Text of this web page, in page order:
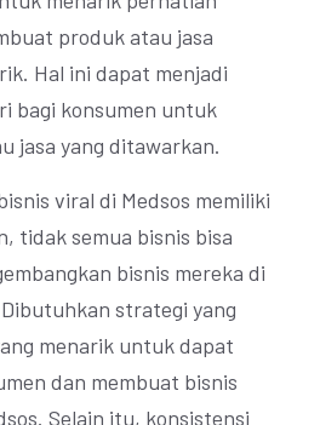
produk atau jasa
Hal ini dapat menjadi
bagi konsumen untuk
jasa yang ditawarkan.
viral di Medsos memiliki
tidak semua bisnis bisa
bisnis mereka di
strategi yang
menarik untuk dapat
dan membuat bisnis
Selain itu, konsistensi